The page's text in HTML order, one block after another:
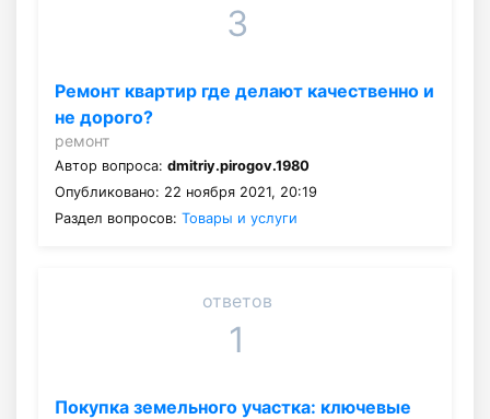
3
Ремонт квартир где делают качественно и
не дорого?
ремонт
Автор вопроса: dmitriy.pirogov.1980
Опубликовано: 22 ноября 2021, 20:19
Раздел вопросов: Товары и услуги
ответов
1
Покупка земельного участка: ключевые